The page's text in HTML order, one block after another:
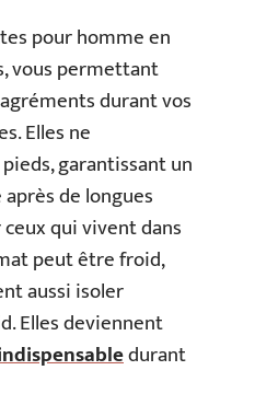
pour homme en
vous permettant
durant vos
Elles ne
garantissant un
de longues
qui vivent dans
peut être froid,
aussi isoler
Elles deviennent
durant